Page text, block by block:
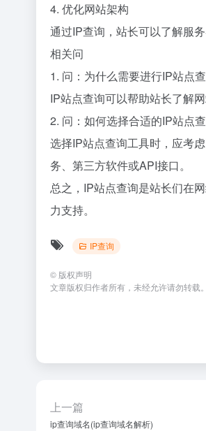
4. 优化网站架构
通过IP查询，站长可以了解服
相关问
1. 问：为什么需要进行IP站点
IP站点查询可以帮助站长了解
2. 问：如何选择合适的IP站点
选择IP站点查询工具时，应考
务、第三方软件或API接口。
总之，IP站点查询是站长们在
力支持。
IP查询
© 版权声明
文章版权归作者所有，未经允许请勿转载。
上一篇
ip查询域名(ip查询域名解析)